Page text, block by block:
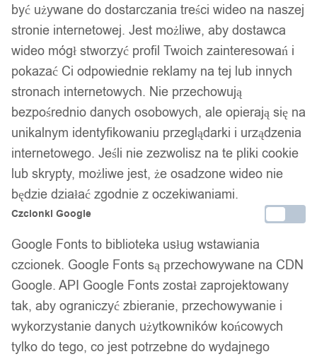
być używane do dostarczania treści wideo na naszej
stronie internetowej. Jest możliwe, aby dostawca
wideo mógł stworzyć profil Twoich zainteresowań i
pokazać Ci odpowiednie reklamy na tej lub innych
stronach internetowych. Nie przechowują
bezpośrednio danych osobowych, ale opierają się na
unikalnym identyfikowaniu przeglądarki i urządzenia
internetowego. Jeśli nie zezwolisz na te pliki cookie
lub skrypty, możliwe jest, że osadzone wideo nie
będzie działać zgodnie z oczekiwaniami.
Czcionki Google
Google Fonts to biblioteka usług wstawiania
czcionek. Google Fonts są przechowywane na CDN
Google. API Google Fonts został zaprojektowany
tak, aby ograniczyć zbieranie, przechowywanie i
wykorzystanie danych użytkowników końcowych
tylko do tego, co jest potrzebne do wydajnego